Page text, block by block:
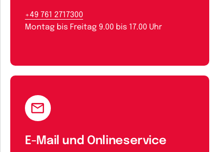
+49 761 2717300
Montag bis Freitag 9.00 bis 17.00 Uhr
E-Mail und Onlineservice